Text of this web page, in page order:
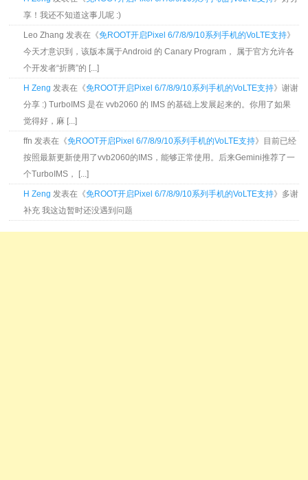
享！我还不知道这事儿呢 :)
Leo Zhang 发表在《免ROOT开启Pixel 6/7/8/9/10系列手机的VoLTE支持》
今天才意识到，该版本属于Android 的 Canary Program， 属于官方允许各
个开发者“折腾”的 [...]
H Zeng 发表在《免ROOT开启Pixel 6/7/8/9/10系列手机的VoLTE支持》谢谢
分享 :) TurboIMS 是在 vvb2060 的 IMS 的基础上发展起来的。你用了如果
觉得好，麻 [...]
ffn 发表在《免ROOT开启Pixel 6/7/8/9/10系列手机的VoLTE支持》目前已经
按照最新更新使用了vvb2060的IMS，能够正常使用。后来Gemini推荐了一
个TurboIMS， [...]
H Zeng 发表在《免ROOT开启Pixel 6/7/8/9/10系列手机的VoLTE支持》多谢
补充 我这边暂时还没遇到问题